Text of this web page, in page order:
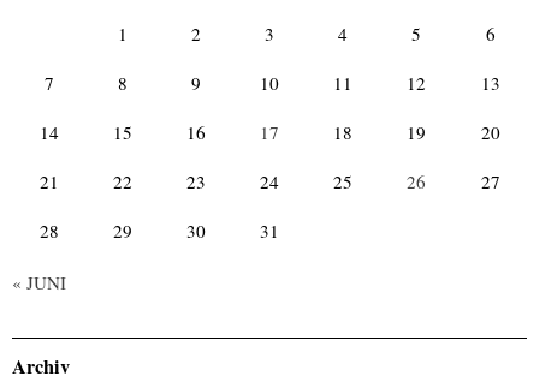
« JUNI
1 2 3 4 5 6
7 8 9 10 11 12 13
14 15 16 17 18 19 20
21 22 23 24 25 26 27
28 29 30 31
Archiv